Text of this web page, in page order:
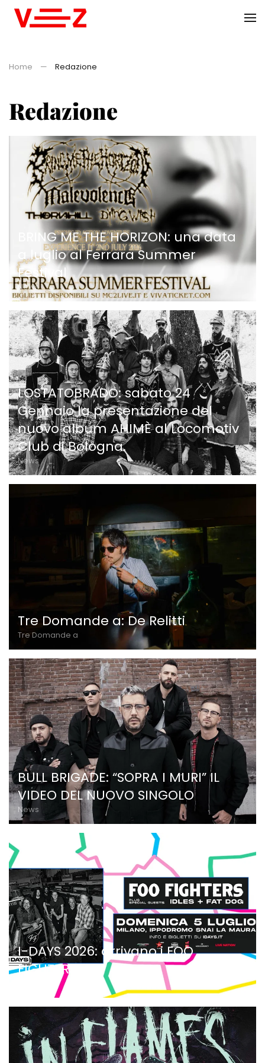
Home Redazione
Redazione
BRING ME THE HORIZON: una data
a luglio al Ferrara Summer
Festival
News
LOSTATOBRADO: sabato 24
Gennaio la presentazione del
nuovo album AHIMÈ al Locomotiv
Club di Bologna.
News
Tre Domande a: De Relitti
Tre Domande a
BULL BRIGADE: “SOPRA I MURI” IL
VIDEO DEL NUOVO SINGOLO
News
I-DAYS 2026: arrivano i FOO
FIGHTERS!